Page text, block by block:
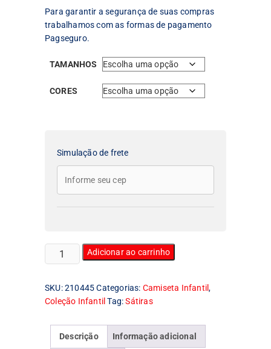
Para garantir a segurança de suas compras
trabalhamos com as formas de pagamento
Pagseguro.
TAMANHOS
CORES
Simulação de frete
Camiseta
Infantil
Over
quantidade
Adicionar ao carrinho
SKU:210445 Categorias: Camiseta Infantil,
Coleção Infantil Tag:Sátiras
Descrição Informação adicional